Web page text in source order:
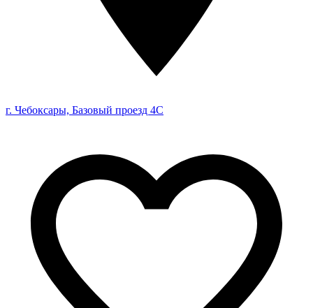
г. Чебоксары, Базовый проезд 4С